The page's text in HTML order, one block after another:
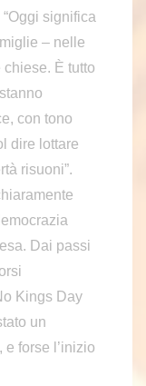
significa
– nelle
È tutto
con tono
dire lottare
risuoni”.
Dai passi
Kings Day
un
forse l’inizio